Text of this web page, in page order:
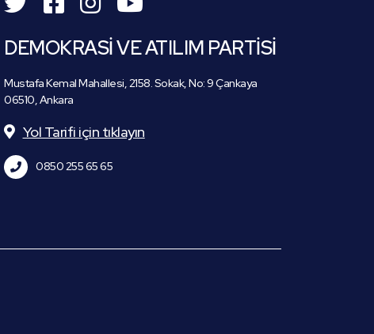
DEMOKRASİ VE ATILIM PARTİSİ
Mustafa Kemal Mahallesi, 2158. Sokak, No: 9 Çankaya
06510, Ankara
Yol Tarifi için tıklayın
0850 255 65 65